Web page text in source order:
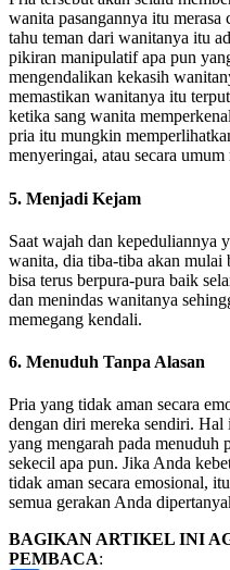
wanita pasangannya itu
tahu teman dari wanitanya itu
pikiran manipulatif apa pun
mengendalikan kekasih
memastikan wanitanya itu
ketika sang wanita
pria itu mungkin
menyeringai, atau secara
5. Menjadi Kejam
Saat wajah dan kepeduliannya
wanita, dia tiba-tiba akan mulai
bisa terus berpura-pura baik
dan menindas wanitanya
memegang kendali.
6. Menuduh Tanpa Alasan
Pria yang tidak aman secara
dengan diri mereka sendiri. Hal
yang mengarah pada menuduh
sekecil apa pun. Jika Anda
tidak aman secara emosional,
semua gerakan Anda
BAGIKAN ARTIKEL INI
PEMBACA: